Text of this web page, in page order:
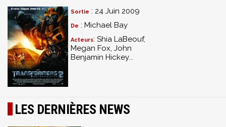
Sortie : 24 Juin 2009
De : Michael Bay
Acteurs: Shia LaBeouf,
Megan Fox, John
Benjamin Hickey...
LES DERNIÈRES NEWS